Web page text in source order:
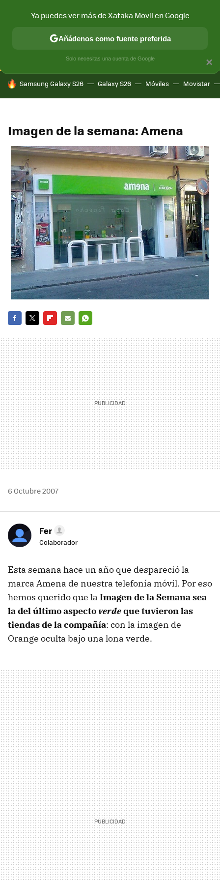
CONECTIVIDAD MÓVIL Y SOCIEDAD APLICACIONES
HOY SE HABLA DE
Samsung Galaxy S26 Galaxy S26 Móviles Movistar
Imagen de la semana: Amena
MAIL
6 Octubre 2007
Fer
Colaborador
Esta semana hace un año que despareció la
marca Amena de nuestra telefonía móvil. Por eso
hemos querido que la Imagen de la Semana sea
la del último aspecto verdeque tuvieron las
tiendas de la compañía: con la imagen de
Orange oculta bajo una lona verde.
×
Ya puedes ver más de Xataka Movil en Google
Añádenos como fuente preferida
Solo necesitas una cuenta de Google